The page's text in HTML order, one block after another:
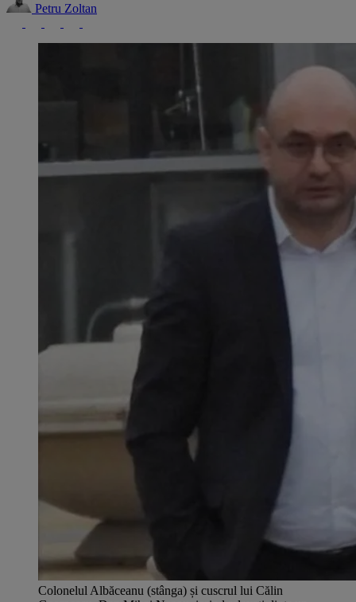
Petru Zoltan
Colonelul Albăceanu (stânga) și cuscrul lui Călin